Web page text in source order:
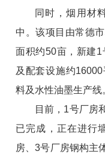
同时，烟用材
中。该项目由常德
面积约50亩，新建
及配套设施约
料及水性油墨生产线
目前，1号厂房
已完成，正在进行
房、3号厂房钢构主